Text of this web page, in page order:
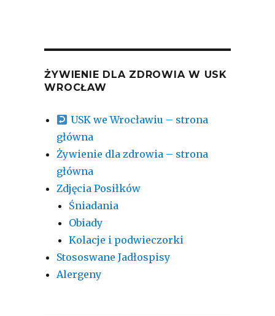
ŻYWIENIE DLA ZDROWIA W USK
WROCŁAW
USK we Wrocławiu – strona
główna
Żywienie dla zdrowia – strona
główna
Zdjęcia Posiłków
Śniadania
Obiady
Kolacje i podwieczorki
Stososwane Jadłospisy
Alergeny